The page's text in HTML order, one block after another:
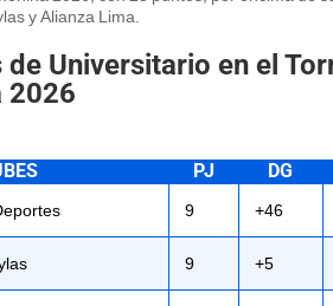
y Alianza Lima.
Universitario en el
2026
PJ DG
9 +46
9 +5